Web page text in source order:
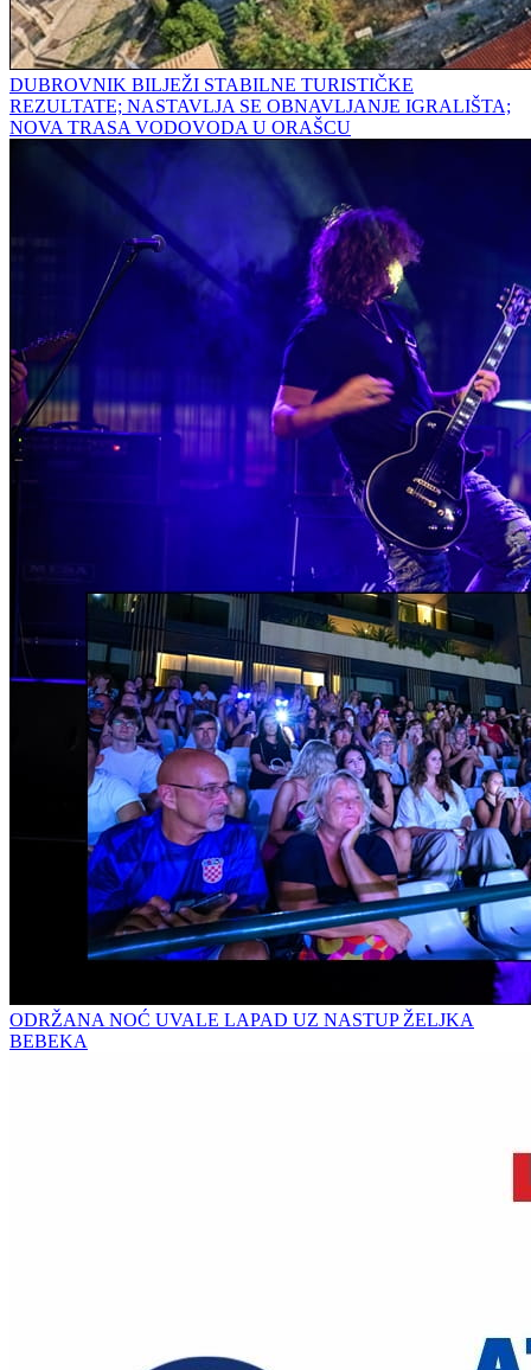
DUBROVNIK BILJEŽI STABILNE TURISTIČKE
REZULTATE; NASTAVLJA SE OBNAVLJANJE IGRALIŠTA;
NOVA TRASA VODOVODA U ORAŠCU
ODRŽANA NOĆ UVALE LAPAD UZ NASTUP ŽELJKA
BEBEKA